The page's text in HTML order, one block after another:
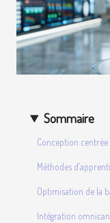
Sommaire
Conception
Méthodes
Optimisation de la
Intégration